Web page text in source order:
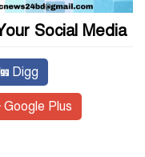
Social Media
Digg
Google Plus